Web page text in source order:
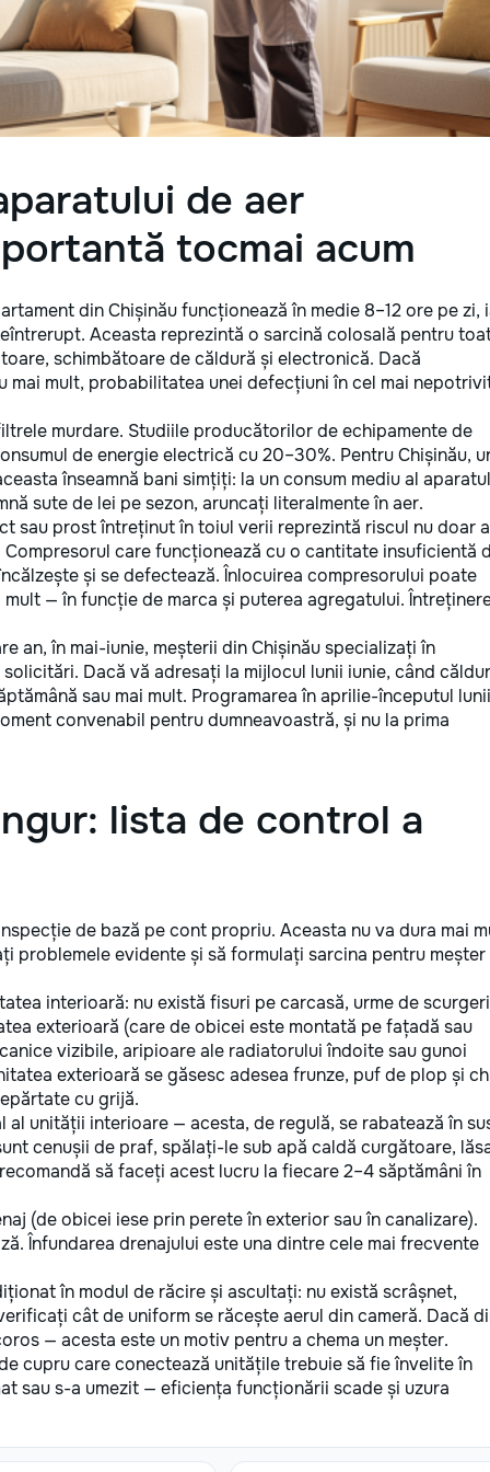
de aer
tocmai acum
din Chișinău funcționează în medie 8–12 ore pe zi,
Aceasta reprezintă o sarcină colosală pentru
schimbătoare de căldură și electronică. Dacă
mai mult, probabilitatea unei defecțiuni în cel mai
murdare. Studiile producătorilor de echipamente de
de energie electrică cu 20–30%. Pentru Chișinău,
înseamnă bani simțiți: la un consum mediu al
sute de lei pe sezon, aruncați literalmente în aer.
sau prost întreținut în toiul verii reprezintă riscul nu doar
care funcționează cu o cantitate insuficientă
și se defectează. Înlocuirea compresorului poate
— în funcție de marca și puterea agregatului.
an, în mai-iunie, meșterii din Chișinău specializați în
Dacă vă adresați la mijlocul lunii iunie, când
sau mai mult. Programarea în aprilie-începutul lunii
convenabil pentru dumneavoastră, și nu la prima
lista de control a
de bază pe cont propriu. Aceasta nu va dura mai
problemele evidente și să formulați sarcina pentru meșter
interioară: nu există fisuri pe carcasă, urme de
exterioară (care de obicei este montată pe fațadă sau
vizibile, aripioare ale radiatorului îndoite sau gunoi
exterioară se găsesc adesea frunze, puf de plop și
cu grijă.
unității interioare — acesta, de regulă, se rabatează în
cenușii de praf, spălați-le sub apă caldă curgătoare,
să faceți acest lucru la fiecare 2–4 săptămâni în
(de obicei iese prin perete în exterior sau în canalizare).
Înfundarea drenajului este una dintre cele mai frecvente
în modul de răcire și ascultați: nu există scrâșnet,
cât de uniform se răcește aerul din cameră. Dacă
— acesta este un motiv pentru a chema un meșter.
cupru care conectează unitățile trebuie să fie învelite în
sau s-a umezit — eficiența funcționării scade și uzura